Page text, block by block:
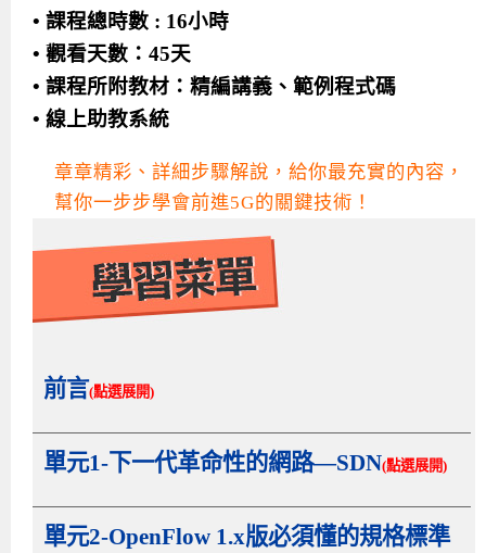
• 課程總時數 : 16小時
• 觀看天數：45天
• 課程所附教材：精編講義、範例程式碼
• 線上助教系統
章章精彩、詳細步驟解說，給你最充實的內容，
幫你一步步學會前進5G的關鍵技術！
前言(點選展開)
單元1-下一代革命性的網路—SDN(點選展開)
單元2-OpenFlow 1.x版必須懂的規格標準